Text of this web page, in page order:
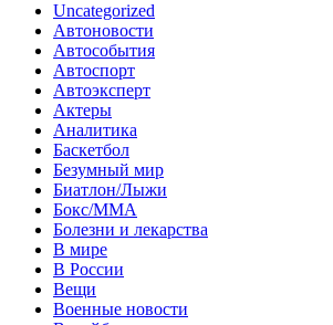
Uncategorized
Автоновости
Автособытия
Автоспорт
Автоэксперт
Актеры
Аналитика
Баскетбол
Безумный мир
Биатлон/Лыжи
Бокс/MMA
Болезни и лекарства
В мире
В России
Вещи
Военные новости